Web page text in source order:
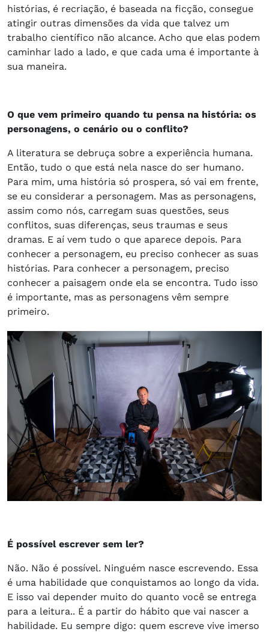
histórias, é recriação, é baseada na ficção, consegue
atingir outras dimensões da vida que talvez um
trabalho científico não alcance. Acho que elas podem
caminhar lado a lado, e que cada uma é importante à
sua maneira.
O que vem primeiro quando tu pensa na história: os
personagens, o cenário ou o conflito?
A literatura se debruça sobre a experiência humana.
Então, tudo o que está nela nasce do ser humano.
Para mim, uma história só prospera, só vai em frente,
se eu considerar a personagem. Mas as personagens,
assim como nós, carregam suas questões, seus
conflitos, suas diferenças, seus traumas e seus
dramas. E aí vem tudo o que aparece depois. Para
conhecer a personagem, eu preciso conhecer as suas
histórias. Para conhecer a personagem, preciso
conhecer a paisagem onde ela se encontra. Tudo isso
é importante, mas as personagens vêm sempre
primeiro.
É possível escrever sem ler?
Não. Não é possível. Ninguém nasce escrevendo. Essa
é uma habilidade que conquistamos ao longo da vida.
E isso vai depender muito do quanto você se entrega
para a leitura.. É a partir do hábito que vai nascer a
habilidade. Eu sempre digo: quem escreve vive imerso